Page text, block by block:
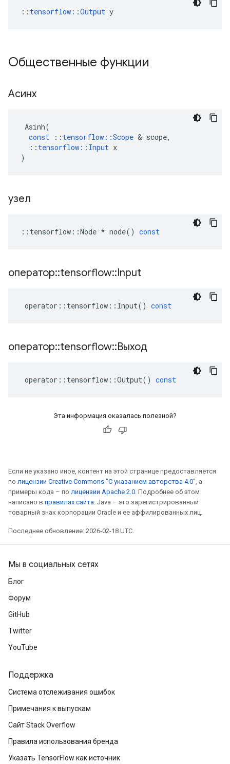
:: tensorflow::Output y
Общественные функции
Асинх
Asinh(
const
:: tensorflow ::Scope & scope,
:: tensorflow :: Input x
)
узел
:: tensorflow ::Node * node() const
оператор::tensorflow::Input
operator :: tensorflow :: Input() const
оператор::tensorflow::Выход
operator :: tensorflow ::Output() const
Эта информация оказалась полезной?
Если не указано иное, контент на этой странице предоставляется
по лицензии Creative Commons "С указанием авторства 4.0", а
примеры кода – по лицензии Apache 2.0. Подробнее об этом
написано в правилах сайта. Java – это зарегистрированный
товарный знак корпорации Oracle и ее аффилированных лиц.
Последнее обновление: 2026-02-18 UTC.
Мы в социальных сетях
Блог
Форум
GitHub
Twitter
YouTube
Поддержка
Система отслеживания ошибок
Примечания к выпускам
Сайт Stack Overflow
Правила использования бренда
Указать TensorFlow как источник